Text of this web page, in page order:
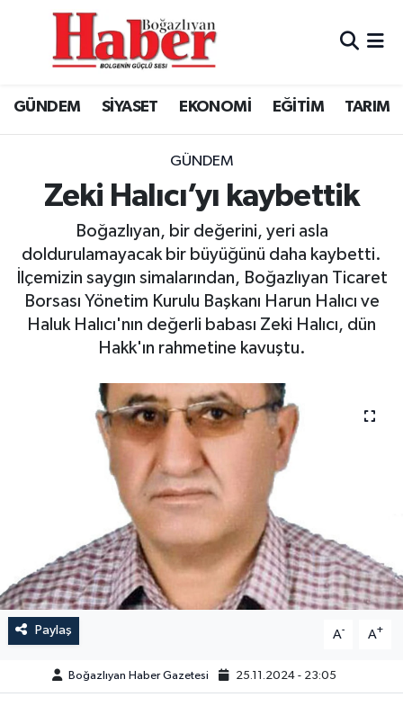
GÜNDEM SİYASET EKONOMİ EĞİTİM TARIM
GÜNDEM
Zeki Halıcı’yı kaybettik
Boğazlıyan, bir değerini, yeri asla
doldurulamayacak bir büyüğünü daha kaybetti.
İlçemizin saygın simalarından, Boğazlıyan Ticaret
Borsası Yönetim Kurulu Başkanı Harun Halıcı ve
Haluk Halıcı'nın değerli babası Zeki Halıcı, dün
Hakk'ın rahmetine kavuştu.
Paylaş A- A+
Boğazlıyan Haber Gazetesi 25.11.2024 - 23:05
GÜNDEM
SİYASET
EĞİTİM
TARIM
SPOR
Foto Galeri
Yazarlar
GÜNDEM
EKONOMİ
EĞİTİM
SPOR
Boğazlıyan Hava Durumu
Boğazlıyan Trafik Yoğunluk Haritası
TFF 3.Lig 3.Grup Puan Durumu ve Fikstür
Tüm Manşetler
Son Dakika Haberleri
Haber Arşivi